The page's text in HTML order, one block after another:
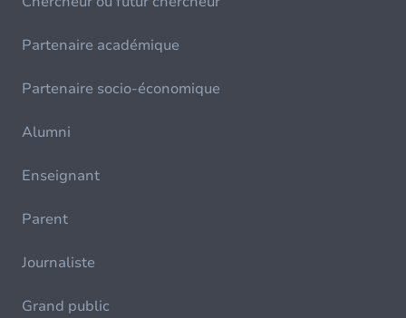
Partenaire académique
Partenaire socio-économique
Alumni
Enseignant
Parent
Journaliste
Grand public